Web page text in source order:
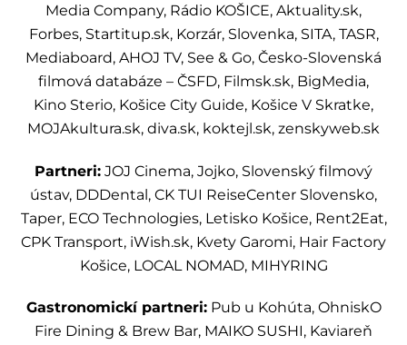
Media Company, Rádio KOŠICE, Aktuality.sk,
Forbes, Startitup.sk, Korzár, Slovenka, SITA, TASR,
Mediaboard, AHOJ TV, See & Go, Česko-Slovenská
filmová databáze – ČSFD, Filmsk.sk, BigMedia,
Kino Sterio, Košice City Guide, Košice V Skratke,
MOJAkultura.sk, diva.sk, koktejl.sk, zenskyweb.sk
Partneri: JOJ Cinema, Jojko, Slovenský filmový
ústav, DDDental, CK TUI ReiseCenter Slovensko,
Taper, ECO Technologies, Letisko Košice, Rent2Eat,
CPK Transport, iWish.sk, Kvety Garomi, Hair Factory
Košice, LOCAL NOMAD, MIHYRING
Gastronomickí partneri:Pub u Kohúta, OhniskO
Fire Dining & Brew Bar, MAIKO SUSHI, Kaviareň